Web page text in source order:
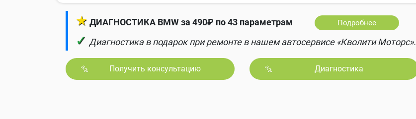
★ ДИАГНОСТИКА BMW за 490₽ по 43 параметрам Подробнее
✓ Диагностика в подарок при ремонте в нашем автосервисе «Кволити Моторс».
Получить консультацию Диагностика